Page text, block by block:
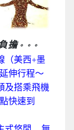
擔。。。
（美西+墨
伸行程～
及搭乘飛機
快速到